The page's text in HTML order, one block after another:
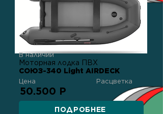
В наличии
Моторная лодка ПВХ
СОЮЗ-340 Light AIRDECK
Расцветка
Цена
50.500 Р
ПОДРОБНЕЕ